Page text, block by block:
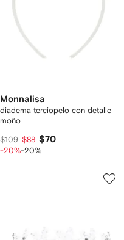
Monnalisa
diadema terciopelo con detalle
moño
$109 $88 $70
-20%-20%